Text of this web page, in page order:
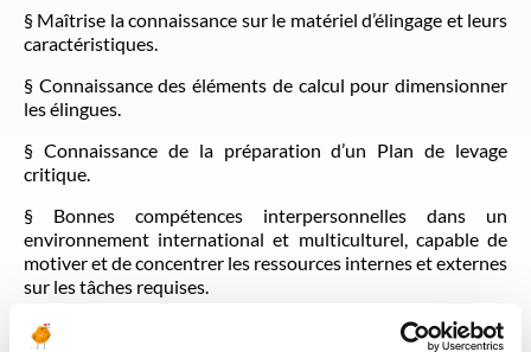
§ Maîtrise la connaissance sur le matériel d’élingage et leurs
caractéristiques.
§ Connaissance des éléments de calcul pour dimensionner
les élingues.
§ Connaissance de la préparation d’un Plan de levage
critique.
§ Bonnes compétences interpersonnelles dans un
environnement international et multiculturel, capable de
motiver et de concentrer les ressources internes et externes
sur les tâches requises.
§ Rigueurs et capacité à s’adapter aux contraintes